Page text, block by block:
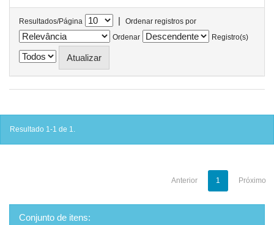
Resultados/Página |
Ordenar registros por
Ordenar
Registro(s)
Resultado 1-1 de 1.
Anterior 1 Próximo
Conjunto de itens: